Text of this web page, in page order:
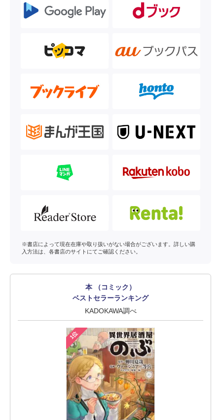
※書店によって現在在庫や取り扱いがない場合がございます。詳しい購
入方法は、各書店のサイトにてご確認ください。
本 （コミック）
ベストセラーランキング
KADOKAWA調べ
1位